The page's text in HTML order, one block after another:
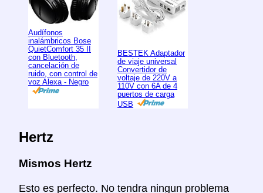
Audífonos
inalámbricos Bose
QuietComfort 35 II
con Bluetooth,
cancelación de
ruido, con control de
voz Alexa - Negro
BESTEK Adaptador
de viaje universal
Convertidor de
voltaje de 220V a
110V con 6A de 4
puertos de carga
USB
Hertz
Mismos Hertz
Esto es perfecto. No tendra ningun problema